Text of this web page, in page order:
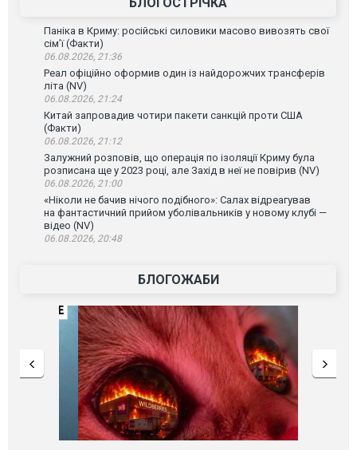
БЛОГОСТРІЧКА
Паніка в Криму: російські силовики масово вивозять свої
сім’ї (Факти)
06.08.2026, 21:36
Реал офіційно оформив один із найдорожчих трансферів
літа (NV)
06.08.2026, 21:24
Китай запровадив чотири пакети санкцій проти США
(Факти)
06.08.2026, 21:12
Залужний розповів, що операція по ізоляції Криму була
розписана ще у 2023 році, але Захід в неї не повірив (NV)
06.08.2026, 21:00
«Ніколи не бачив нічого подібного»: Салах відреагував
на фантастичний прийом уболівальників у новому клубі —
відео (NV)
06.08.2026, 20:48
БЛОГОЖАБИ